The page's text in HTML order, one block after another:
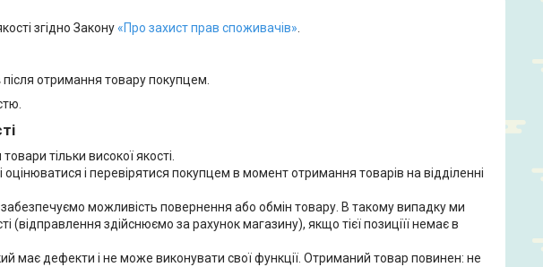
згідно Закону«Про захист прав споживачів»
після отримання товару покупцем.
тільки високої якості.
і перевірятися покупцем в момент отримання товарів на відділенні
можливість повернення або обмін товару. В такому випадку ми
здійснюємо за рахунок магазину), якщо тієї позиціїї немає в
має дефекти і не може виконувати свої функції. Отриманий товар повинен: не